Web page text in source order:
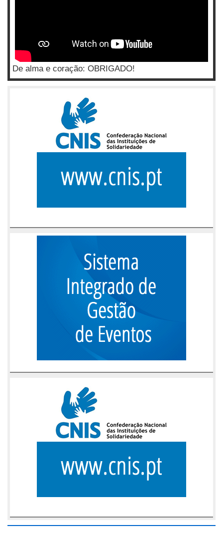
De alma e coração: OBRIGADO!